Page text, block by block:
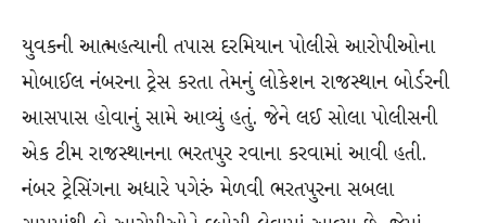
યુવકની આત્મહત્યાની તપાસ દરમિયાન પોલીસે આરોપીઓના
મોબાઈલ નંબરના ટ્રેસ કરતા તેમનું લોકેશન રાજસ્થાન બોર્ડરની
આસપાસ હોવાનું સામે આવ્યું હતું. જેને લઈ સોલા પોલીસની
એક ટીમ રાજસ્થાનના ભરતપુર રવાના કરવામાં આવી હતી.
નંબર ટ્રેસિંગના અધારે પગેરું મેળવી ભરતપુરના સબલા